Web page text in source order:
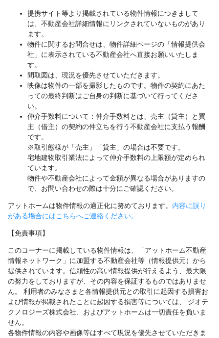
提携サイト等より掲載されている物件情報につきまして
は、不動産会社詳細情報にリンクされていないものがあり
ます。
物件に関するお問合せは、物件詳細ページの「情報提供会
社」に表示されている不動産会社へ直接お願いいたしま
す。
間取図は、現況を優先させていただきます。
映像は物件の一部を撮影したものです。物件の契約にあた
っての最終判断はご自身の判断に基づいて行ってくださ
い。
仲介手数料について：仲介手数料とは、売主（貸主）と買
主（借主）の契約の仲立ちを行う不動産会社に支払う報酬
です。
※取引態様が「売主」「貸主」の場合は不要です。
宅地建物取引業法によって仲介手数料の上限額が定められ
ています。
物件や不動産会社によって金額が異なる場合がありますの
で、お問い合わせの際は十分にご確認ください。
アットホームは物件情報の適正化に努めております。 内容に誤り
がある場合にはこちらへご連絡ください。
【免責事項】
このコーナーに掲載している物件情報は、「アットホーム不動産
情報ネットワーク」に加盟する不動産会社等（情報提供元）から
提供されています。信頼性の高い情報提供が行えるよう、最大限
の努力をしておりますが、その内容を保証するものではありませ
ん。 利用者のみなさまと各情報提供元との取引に起因する損害お
よび情報が掲載されたことに起因する損害等については、 ジオテ
クノロジーズ株式会社、およびアットホームは一切責任を負いま
せん。
各物件情報の内容や画像等はすべて現況を優先させていただきま